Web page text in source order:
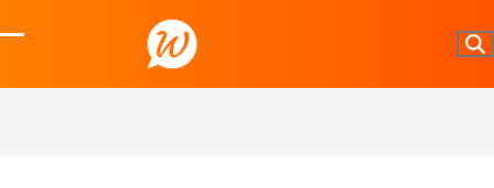
to
mobile
mobile